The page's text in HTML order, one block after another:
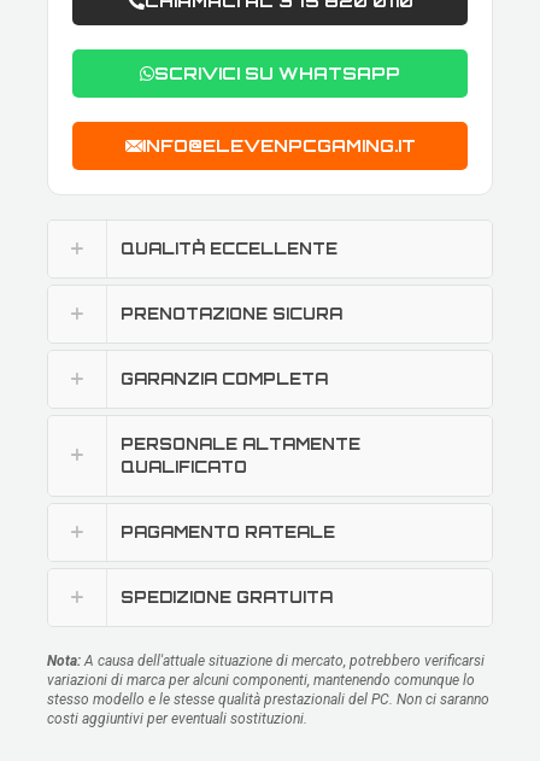
SCRIVICI SU WHATSAPP
INFO@ELEVENPCGAMING.IT
QUALITÀ ECCELLENTE
PRENOTAZIONE SICURA
GARANZIA COMPLETA
PERSONALE ALTAMENTE
QUALIFICATO
PAGAMENTO RATEALE
SPEDIZIONE GRATUITA
Nota: A causa dell'attuale situazione di mercato, potrebbero verificarsi
variazioni di marca per alcuni componenti, mantenendo comunque lo
stesso modello e le stesse qualità prestazionali del PC. Non ci saranno
costi aggiuntivi per eventuali sostituzioni.